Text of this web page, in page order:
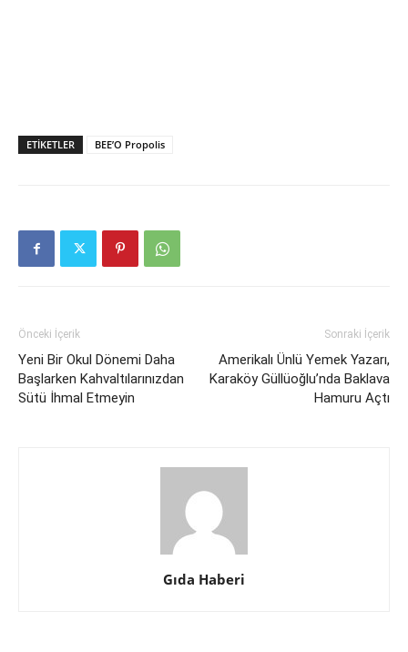
ETIKETLER BEE’O Propolis
Önceki İçerik
Yeni Bir Okul Dönemi Daha
Başlarken Kahvaltılarınızdan
Sütü İhmal Etmeyin
Sonraki İçerik
Amerikalı Ünlü Yemek Yazarı,
Karaköy Güllüoğlu’nda Baklava
Hamuru Açtı
Gıda Haberi